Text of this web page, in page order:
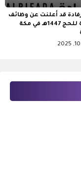
قد أعلنت عن وظائف
موسمية للحج 1447هـ في مكة